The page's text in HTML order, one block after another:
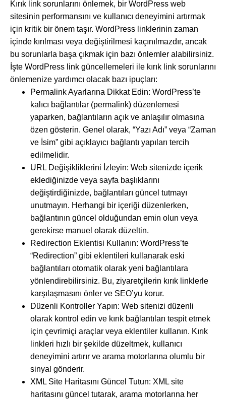
Kırık link sorunlarını önlemek, bir WordPress web
sitesinin performansını ve kullanıcı deneyimini artırmak
için kritik bir önem taşır. WordPress linklerinin zaman
içinde kırılması veya değiştirilmesi kaçınılmazdır, ancak
bu sorunlarla başa çıkmak için bazı önlemler alabilirsiniz.
İşte WordPress link güncellemeleri ile kırık link sorunlarını
önlemenize yardımcı olacak bazı ipuçları:
Permalink Ayarlarına Dikkat Edin: WordPress’te
kalıcı bağlantılar (permalink) düzenlemesi
yaparken, bağlantıların açık ve anlaşılır olmasına
özen gösterin. Genel olarak, “Yazı Adı” veya “Zaman
ve İsim” gibi açıklayıcı bağlantı yapıları tercih
edilmelidir.
URL Değişikliklerini İzleyin: Web sitenizde içerik
eklediğinizde veya sayfa başlıklarını
değiştirdiğinizde, bağlantıları güncel tutmayı
unutmayın. Herhangi bir içeriği düzenlerken,
bağlantının güncel olduğundan emin olun veya
gerekirse manuel olarak düzeltin.
Redirection Eklentisi Kullanın: WordPress’te
“Redirection” gibi eklentileri kullanarak eski
bağlantıları otomatik olarak yeni bağlantılara
yönlendirebilirsiniz. Bu, ziyaretçilerin kırık linklerle
karşılaşmasını önler ve SEO’yu korur.
Düzenli Kontroller Yapın: Web sitenizi düzenli
olarak kontrol edin ve kırık bağlantıları tespit etmek
için çevrimiçi araçlar veya eklentiler kullanın. Kırık
linkleri hızlı bir şekilde düzeltmek, kullanıcı
deneyimini artırır ve arama motorlarına olumlu bir
sinyal gönderir.
XML Site Haritasını Güncel Tutun: XML site
haritasını güncel tutarak, arama motorlarına her